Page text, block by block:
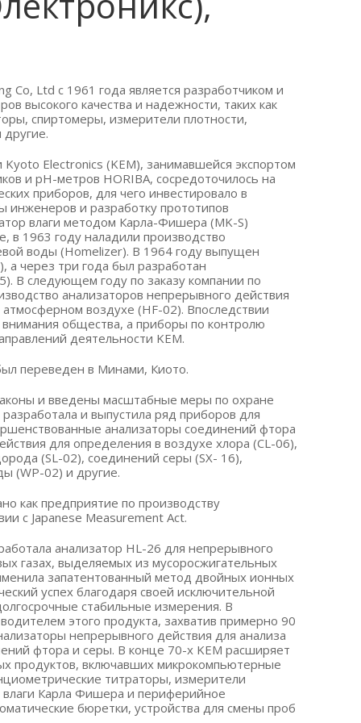
Co, Ltd с 1961 года является разработчиком и
высокого качества и надежности, таких как
спиртомеры, измерители плотности,
Kyoto Electronics (KEM), занимавшейся экспортом
и рН-метров HORIBA, сосредоточилось на
приборов, для чего инвестировало в
и разработку прототипов
влаги методом Карла-Фишера (MK-S)
в 1963 году наладили производство
воды (Homelizer). В 1964 году выпущен
а через три года был разработан
В следующем году по заказу компании по
анализаторов непрерывного действия
воздухе (HF-02). Впоследствии
общества, а приборы по контролю
деятельности KEM.
переведен в Минами, Киото.
и введены масштабные меры по охране
и выпустила ряд приборов для
анализаторы соединений фтора
для определения в воздухе хлора (CL-06),
(SL-02), соединений серы (SX- 16),
(WP-02) и другие.
как предприятие по производству
с Japanese Measurement Act.
анализатор HL-26 для непрерывного
газах, выделяемых из мусоросжигательных
запатентованный метод двойных ионных
успех благодаря своей исключительной
стабильные измерения. В
этого продукта, захватив примерно 90
непрерывного действия для анализа
фтора и серы. В конце 70-х KEM расширяет
продуктов, включавших микрокомпьютерные
титраторы, измерители
Карла Фишера и периферийное
бюретки, устройства для смены проб